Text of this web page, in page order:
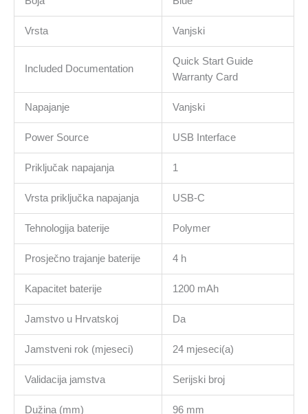
Vrsta Vanjski
Included Documentation
Quick Start Guide
Warranty Card
Napajanje Vanjski
Power Source USB Interface
Priključak napajanja 1
Vrsta priključka napajanja USB-C
Tehnologija baterije Polymer
Prosječno trajanje baterije 4 h
Kapacitet baterije 1200 mAh
Jamstvo u Hrvatskoj Da
Jamstveni rok (mjeseci) 24 mjeseci(a)
Validacija jamstva Serijski broj
Dužina (mm) 96 mm